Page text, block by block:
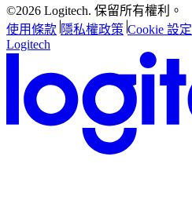
©2026 Logitech. 保留所有權利。
使用條款 隱私權政策 Cookie 設定
Logitech